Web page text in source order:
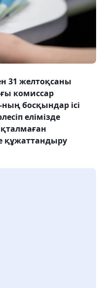
31 желтоқсаны
комиссар
босқындар ісі
елімізде
құжаттандыру